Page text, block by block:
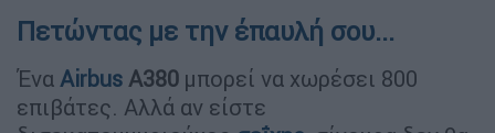
Πετώντας με την έπαυλή σου...
Ένα Airbus A380 μπορεί να χωρέσει 800
επιβάτες. Αλλά αν είστε